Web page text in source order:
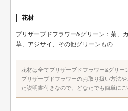
花材
プリザーブドフラワー&グリーン：菊、
草、アジサイ、その他グリーンもの
花材は全てプリザーブドフラワー&グリー
プリザーブドフラワーのお取り扱い方法
た説明書付きなので、どなたでも簡単にご